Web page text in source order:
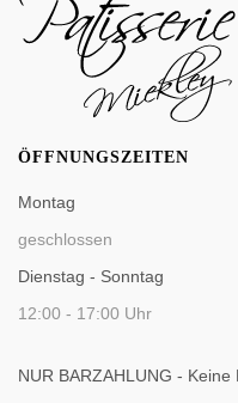
ÖFFNUNGSZEITEN
Montag
geschlossen
Dienstag - Sonntag
12:00 - 17:00 Uhr
NUR BARZAHLUNG - Keine